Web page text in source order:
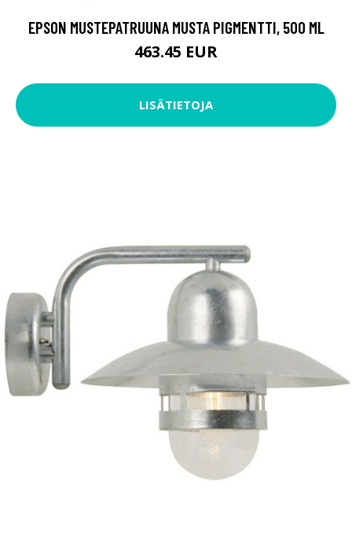
EPSON MUSTEPATRUUNA MUSTA PIGMENTTI, 500 ML
463.45 EUR
LISÄTIETOJA